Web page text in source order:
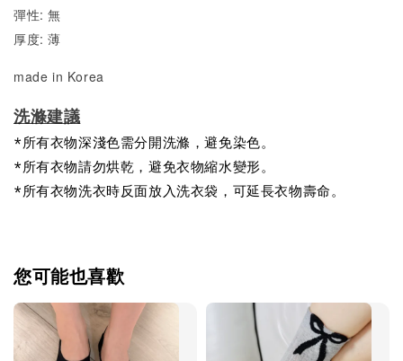
彈性: 無
厚度: 薄
made in Korea
洗滌建議
*所有衣物深淺色需分開洗滌，避免染色。
*所有衣物請勿烘乾，避免衣物縮水變形。
*所有衣物洗衣時反面放入洗衣袋，可延長衣物壽命。
您可能也喜歡